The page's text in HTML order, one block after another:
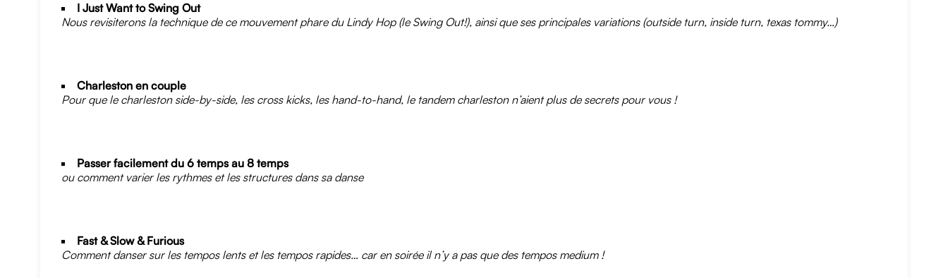
I Just Want to Swing Out
Nous revisiterons la technique de ce mouvement phare du Lindy Hop (le Swing Out!), ainsi que ses principales variations (outside turn, inside turn, texas tommy…)
Charleston en couple
Pour que le charleston side-by-side, les cross kicks, les hand-to-hand, le tandem charleston n’aient plus de secrets pour vous !
Passer facilement du 6 temps au 8 temps
ou comment varier les rythmes et les structures dans sa danse
Fast & Slow & Furious
Comment danser sur les tempos lents et les tempos rapides… car en soirée il n’y a pas que des tempos medium !